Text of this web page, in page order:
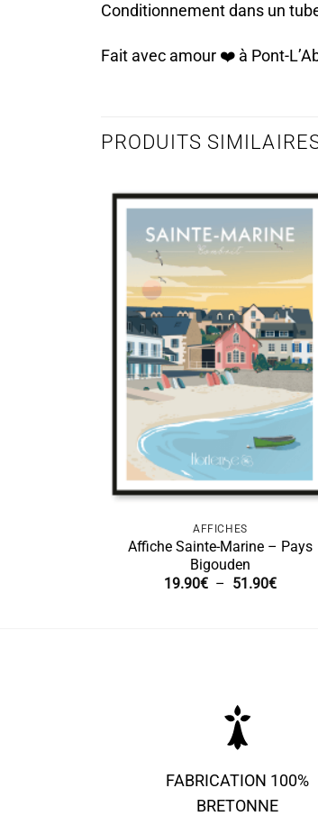
Conditionnement dans un
Fait avec amour ❤️️ à Pont-
PRODUITS
AFFICHES
Affiche Sainte-Marine – Pays
Bigouden
19.90€ – 51.90€Plage
FABRICATION 100%
BRETONNE